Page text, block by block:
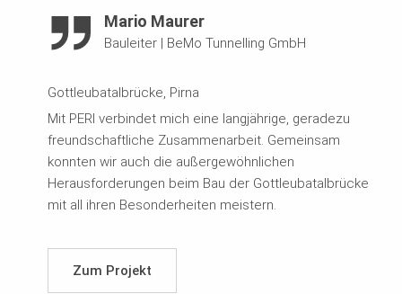
Mario Maurer
Bauleiter BeMo Tunnelling GmbH
Gottleubatalbrücke, Pirna
Mit PERI verbindet mich eine langjährige, geradezu
freundschaftliche Zusammenarbeit. Gemeinsam
konnten wir auch die außergewöhnlichen
Herausforderungen beim Bau der Gottleubatalbrücke
mit all ihren Besonderheiten meistern.
Zum Projekt